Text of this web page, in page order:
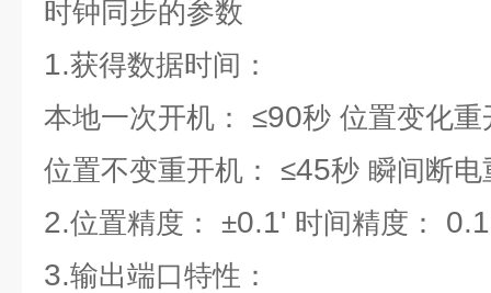
时钟同步的参数
1.获得数据时间：
本地一次开机：
≤90秒 位置变化重
位置不变重开机：
≤45秒 瞬间断
2.位置精度： ±0.1' 时间精度： 0.1
3.输出端口特性：